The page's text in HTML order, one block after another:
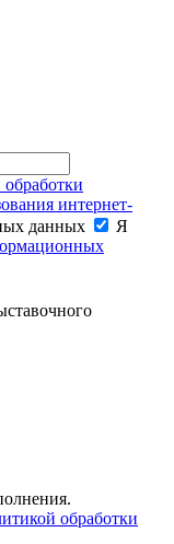
интернет-
данных
Я
обработки